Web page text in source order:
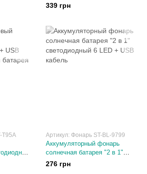
LED ламп. Размер 25*12 см
339 грн
T95A Артикул: Фонарь ST-BL-9799
Аккумуляторный фонарь
солнечная батарея "2 в 1"
светодиодный 6 LED + USB
кабель
276 грн